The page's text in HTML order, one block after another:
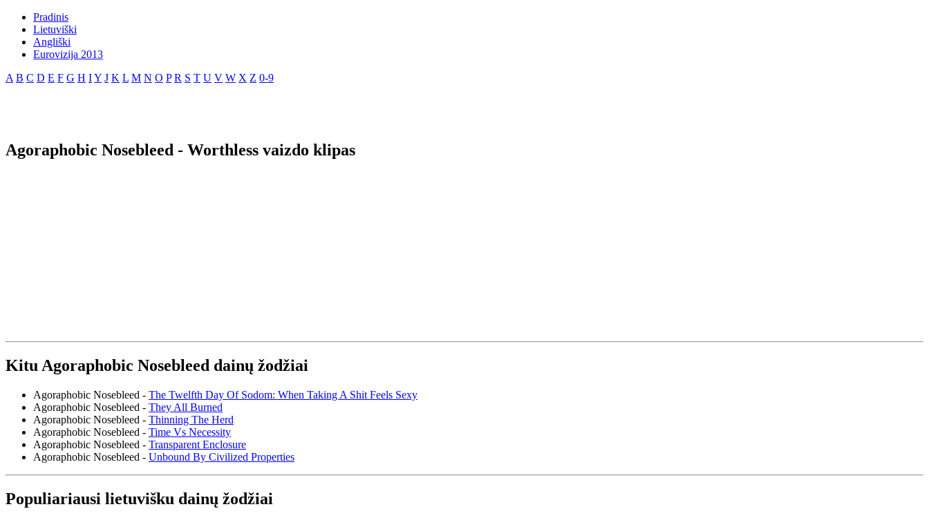
Pradinis
Lietuviški
Angliški
Eurovizija 2013
A B C D E F G H IY J K L M N O P R S T U V W X Z 0-9
Agoraphobic Nosebleed - Worthless vaizdo klipas
Kitu Agoraphobic Nosebleed dainų žodžiai
Agoraphobic Nosebleed - The Twelfth Day Of Sodom: When Taking A Shit Feels Sexy
Agoraphobic Nosebleed - They All Burned
Agoraphobic Nosebleed - Thinning The Herd
Agoraphobic Nosebleed - Time Vs Necessity
Agoraphobic Nosebleed - Transparent Enclosure
Agoraphobic Nosebleed - Unbound By Civilized Properties
Populiariausi lietuvišku dainų žodžiai